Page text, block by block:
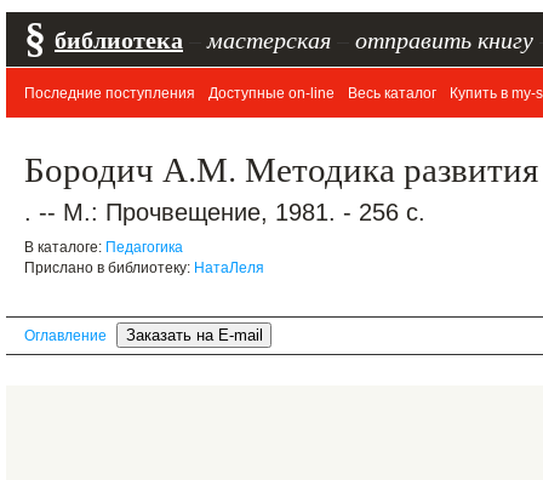
§ библиотека мастерская отправить книгу
Последние поступления Доступные on-line Весь каталог Купить в my-
Бородич А.М. Методика развития
. -- М.: Прочвещение, 1981. - 256 с.
В каталоге: Педагогика
Прислано в библиотеку: НатаЛеля
Оглавление